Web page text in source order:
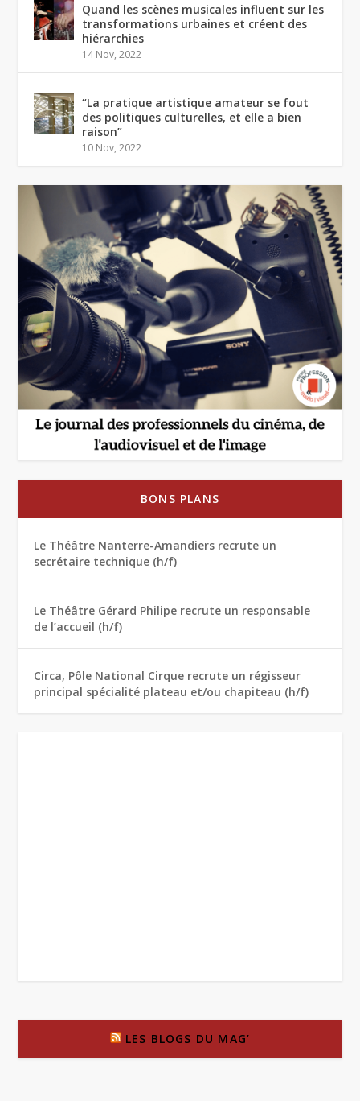
Quand les scènes musicales influent sur les
transformations urbaines et créent des
hiérarchies
14 Nov, 2022
“La pratique artistique amateur se fout
des politiques culturelles, et elle a bien
raison”
10 Nov, 2022
BONS PLANS
Le Théâtre Nanterre-Amandiers recrute un
secrétaire technique (h/f)
Le Théâtre Gérard Philipe recrute un responsable
de l’accueil (h/f)
Circa, Pôle National Cirque recrute un régisseur
principal spécialité plateau et/ou chapiteau (h/f)
LES BLOGS DU MAG’